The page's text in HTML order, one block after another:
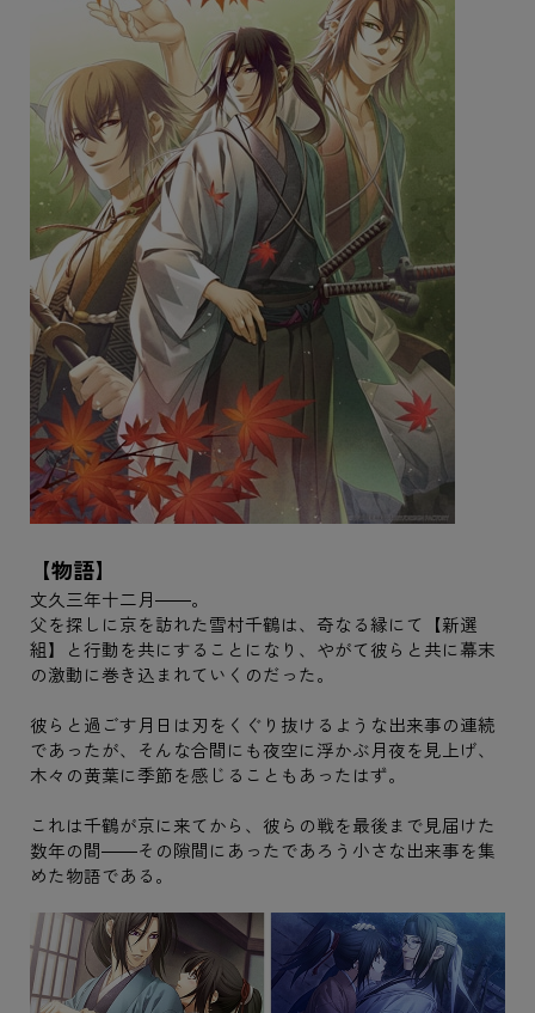
【物語】
文久三年十二月――。
父を探しに京を訪れた雪村千鶴は、奇なる縁にて【新選
組】と行動を共にすることになり、やがて彼らと共に幕末
の激動に巻き込まれていくのだった。
彼らと過ごす月日は刃をくぐり抜けるような出来事の連続
であったが、そんな合間にも夜空に浮かぶ月夜を見上げ、
木々の黄葉に季節を感じることもあったはず。
これは千鶴が京に来てから、彼らの戦を最後まで見届けた
数年の間――その隙間にあったであろう小さな出来事を集
めた物語である。